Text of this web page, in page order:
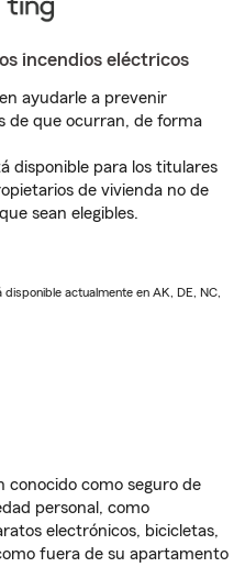
incendios eléctricos
ayudarle a prevenir
de que ocurran, de forma
disponible para los titulares
de vivienda no de
sean elegibles.
actualmente en AK, DE, NC,
conocido como seguro de
personal, como
electrónicos, bicicletas,
fuera de su apartamento